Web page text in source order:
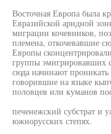
Восточная Европа была
Евразийской аридной
миграции кочевников,
племена, откочевавшие
Европы
группы эмигрировавших
сюда начинают
говорившие на языке
половцев или куманов
печенежский субстрат и
южнорусских степях.